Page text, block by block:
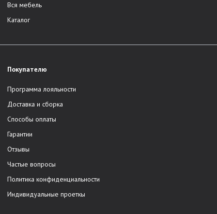
Вся мебель
Каталог
Покупателю
Программа лояльности
Доставка и сборка
Способы оплаты
Гарантии
Отзывы
Частые вопросы
Политика конфиденциальности
Индивидуальные проеткы